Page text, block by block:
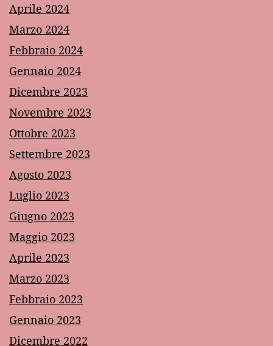
Aprile 2024
Marzo 2024
Febbraio 2024
Gennaio 2024
Dicembre 2023
Novembre 2023
Ottobre 2023
Settembre 2023
Agosto 2023
Luglio 2023
Giugno 2023
Maggio 2023
Aprile 2023
Marzo 2023
Febbraio 2023
Gennaio 2023
Dicembre 2022